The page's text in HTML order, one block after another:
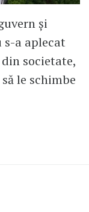
și
a aplecat
societate,
le schimbe